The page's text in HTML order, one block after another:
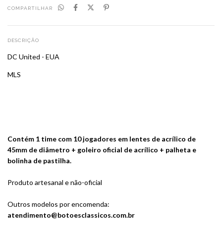
COMPARTILHAR
DESCRIÇÃO
DC United - EUA
MLS
Contém 1 time com 10 jogadores em lentes de acrílico de
45mm de diâmetro + goleiro oficial de acrílico + palheta e
bolinha de pastilha.
Produto artesanal e não-oficial
Outros modelos por encomenda:
atendimento@botoesclassicos.com.br